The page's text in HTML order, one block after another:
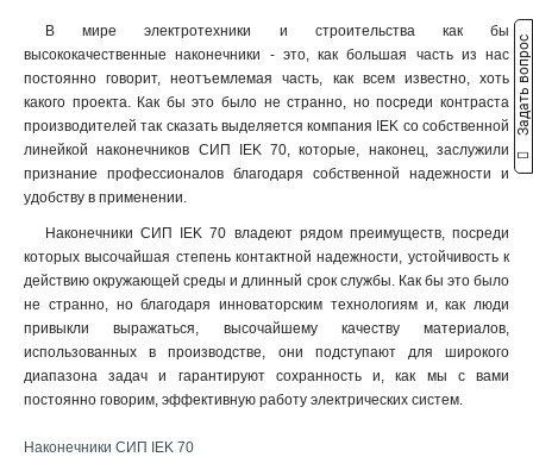
В мире электротехники и строительства как бы
высококачественные наконечники - это, как большая часть из нас
постоянно говорит, неотъемлемая часть, как всем известно, хоть
какого проекта. Как бы это было не странно, но посреди контраста
производителей так сказать выделяется компания IEK со собственной
линейкой наконечников СИП IEK 70, которые, наконец, заслужили
признание профессионалов благодаря собственной надежности и
удобству в применении.
Наконечники СИП IEK 70 владеют рядом преимуществ, посреди
которых высочайшая степень контактной надежности, устойчивость к
действию окружающей среды и длинный срок службы. Как бы это было
не странно, но благодаря инноваторским технологиям и, как люди
привыкли выражаться, высочайшему качеству материалов,
использованных в производстве, они подступают для широкого
диапазона задач и гарантируют сохранность и, как мы с вами
постоянно говорим, эффективную работу электрических систем.
Наконечники СИП IEK 70
Задать вопрос